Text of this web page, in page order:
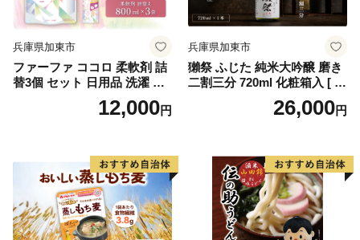
兵庫県加東市
ファーファ ココロ 柔軟剤 詰
替3個 セット 日用品 洗濯 衣
類用洗剤 ランドリー フレグ
12,000円
兵庫県加東市
獺祭 ふじた 純米大吟醸 磨き
二割三分 720ml 化粧箱入 [ 加
東市特A地区 藤田産山田錦
日本酒 酒 お酒 四合瓶 贈答品
26,000円